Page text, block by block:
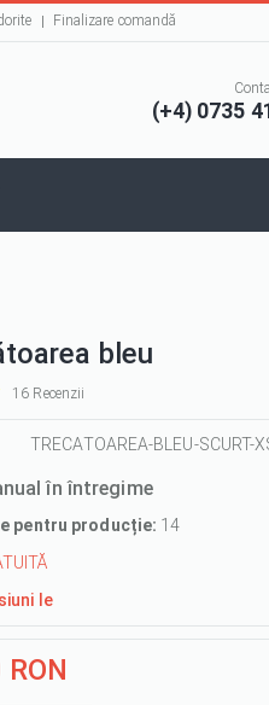
Finalizare comandă
(+4) 0735
bleu
16 Recenzii
TRECATOAREA-BLEU-SCURT-
în întregime
pentru producție: 14
Ie